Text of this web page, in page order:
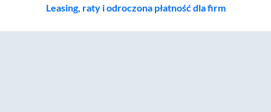
Leasing, raty i odroczona płatność dla firm